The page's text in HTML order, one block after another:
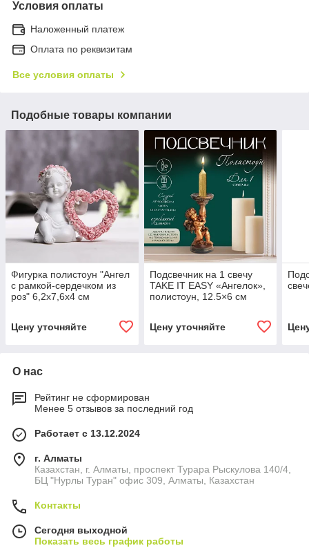
Условия оплаты
Наложенный платеж
Оплата по реквизитам
Все условия оплаты
Подобные товары компании
Фигурка полистоун "Ангел
с рамкой-сердечком из
роз" 6,2х7,6х4 см
Цену уточняйте
Подсвечник на 1 свечу
TAKE IT EASY «Ангелок»,
полистоун, 12.5×6 см
Цену уточняйте
О нас
Рейтинг не сформирован
Менее 5 отзывов за последний год
Работает с 13.12.2024
г. Алматы
Казахстан, г. Алматы, проспект Турара Рыскулова 140/4,
БЦ "Нурлы Туран" офис 309, Алматы, Казахстан
Контакты
Сегодня выходной
Показать весь график работы